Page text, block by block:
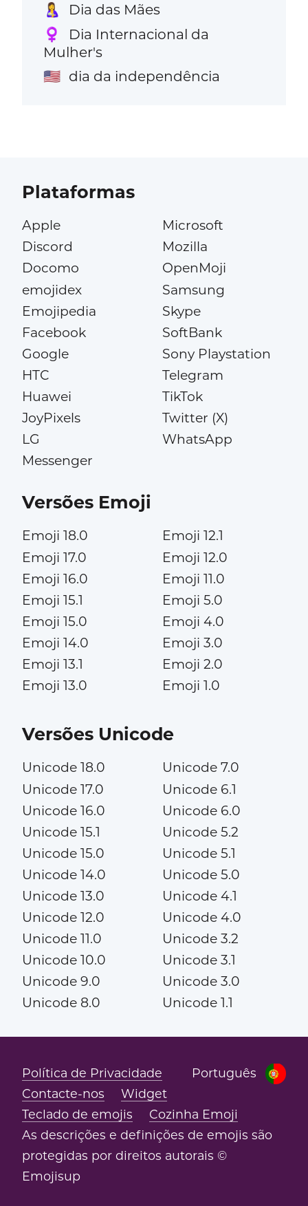
🤱 Dia das Mães
♀️
Dia Internacional da
Mulher's
🇺🇸 dia da independência
Plataformas
Apple
Discord
Docomo
emojidex
Emojipedia
Facebook
Google
HTC
Huawei
JoyPixels
LG
Messenger
Microsoft
Mozilla
OpenMoji
Samsung
Skype
SoftBank
Sony Playstation
Telegram
TikTok
Twitter (X)
WhatsApp
Versões Emoji
Emoji 18.0
Emoji 17.0
Emoji 16.0
Emoji 15.1
Emoji 15.0
Emoji 14.0
Emoji 13.1
Emoji 13.0
Emoji 12.1
Emoji 12.0
Emoji 11.0
Emoji 5.0
Emoji 4.0
Emoji 3.0
Emoji 2.0
Emoji 1.0
Versões Unicode
Unicode 18.0
Unicode 17.0
Unicode 16.0
Unicode 15.1
Unicode 15.0
Unicode 14.0
Unicode 13.0
Unicode 12.0
Unicode 11.0
Unicode 10.0
Unicode 9.0
Unicode 8.0
Unicode 7.0
Unicode 6.1
Unicode 6.0
Unicode 5.2
Unicode 5.1
Unicode 5.0
Unicode 4.1
Unicode 4.0
Unicode 3.2
Unicode 3.1
Unicode 3.0
Unicode 1.1
Português
Política de Privacidade
Contacte-nos
Widget
Teclado de emojis
Cozinha Emoji
As descrições e definições de emojis são
protegidas por direitos autorais ©
Emojisup